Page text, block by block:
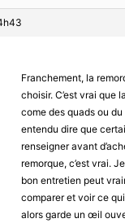
Franchement, la
choisir. C’est vrai que
come des quads ou du
entendu dire que
renseigner avant
remorque, c’est vrai.
bon entretien peut
comparer et voir ce
alors garde un œil